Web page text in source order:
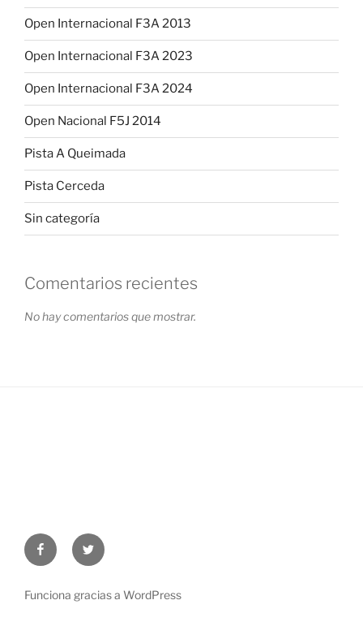
Open Internacional F3A 2013
Open Internacional F3A 2023
Open Internacional F3A 2024
Open Nacional F5J 2014
Pista A Queimada
Pista Cerceda
Sin categoría
Comentarios recientes
No hay comentarios que mostrar.
FacebookTwitter
Funciona gracias a WordPress